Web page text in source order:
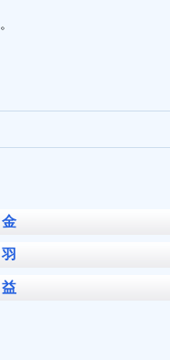
。
金
羽
益